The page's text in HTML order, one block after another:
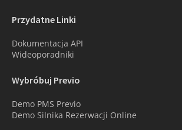
Przydatne Linki
Dokumentacja API
Wideoporadniki
Wybróbuj Previo
Demo PMS Previo
Demo Silnika Rezerwacji Online